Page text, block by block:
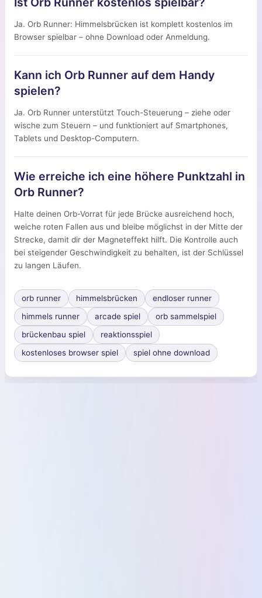
Ja. Orb Runner: Himmelsbrücken ist komplett kostenlos im
Browser spielbar – ohne Download oder Anmeldung.
Kann ich Orb Runner auf dem Handy
spielen?
Ja. Orb Runner unterstützt Touch-Steuerung – ziehe oder
wische zum Steuern – und funktioniert auf Smartphones,
Tablets und Desktop-Computern.
Wie erreiche ich eine höhere Punktzahl in
Orb Runner?
Halte deinen Orb-Vorrat für jede Brücke ausreichend hoch,
weiche roten Fallen aus und bleibe möglichst in der Mitte der
Strecke, damit dir der Magneteffekt hilft. Die Kontrolle auch
bei steigender Geschwindigkeit zu behalten, ist der Schlüssel
zu langen Läufen.
orb runner himmelsbrücken
endloser runner
himmels runner
arcade spiel
orb sammelspiel
brückenbau spiel
reaktionsspiel
kostenloses browser spiel
spiel ohne download